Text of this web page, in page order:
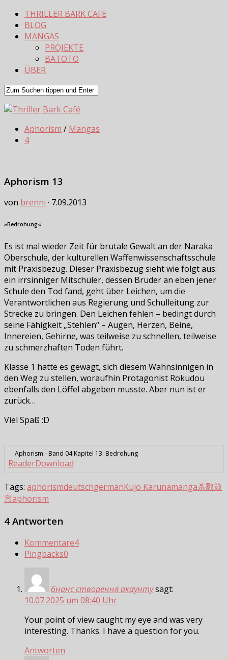
THRILLER BARK CAFE
BLOG
MANGAS
PROJEKTE
BATOTO
ÜBER
Aphorism / Mangas
4
Aphorism 13
von brenni · 7.09.2013
»Bedrohung«
Es ist mal wieder Zeit für brutale Gewalt an der Naraka
Oberschule, der kulturellen Waffenwissenschaftsschule
mit Praxisbezug. Dieser Praxisbezug sieht wie folgt aus:
ein irrsinniger Mitschüler, dessen Bruder an eben jener
Schule den Tod fand, geht über Leichen, um die
Verantwortlichen aus Regierung und Schulleitung zur
Strecke zu bringen. Den Leichen fehlen – bedingt durch
seine Fähigkeit „Stehlen“ – Augen, Herzen, Beine,
Innereien, Gehirne, was teilweise zu schnellen, teilweise
zu schmerzhaften Toden führt.
Klasse 1 hatte es gewagt, sich diesem Wahnsinnigen in
den Weg zu stellen, woraufhin Protagonist Rokudou
ebenfalls den Löffel abgeben musste. Aber nun ist er
zurück…
Viel Spaß :D
Aphorism - Band 04 Kapitel 13: Bedrohung
ReaderDownload
Tags: aphorismdeutschgermanKujo Karunamanga杀戮箴
言aphorism
4 Antworten
Kommentare4
Pingbacks0
бнанс створення акаунтуsagt:
10.07.2025 um 08:40 Uhr
Your point of view caught my eye and was very
interesting. Thanks. I have a question for you.
Antworten